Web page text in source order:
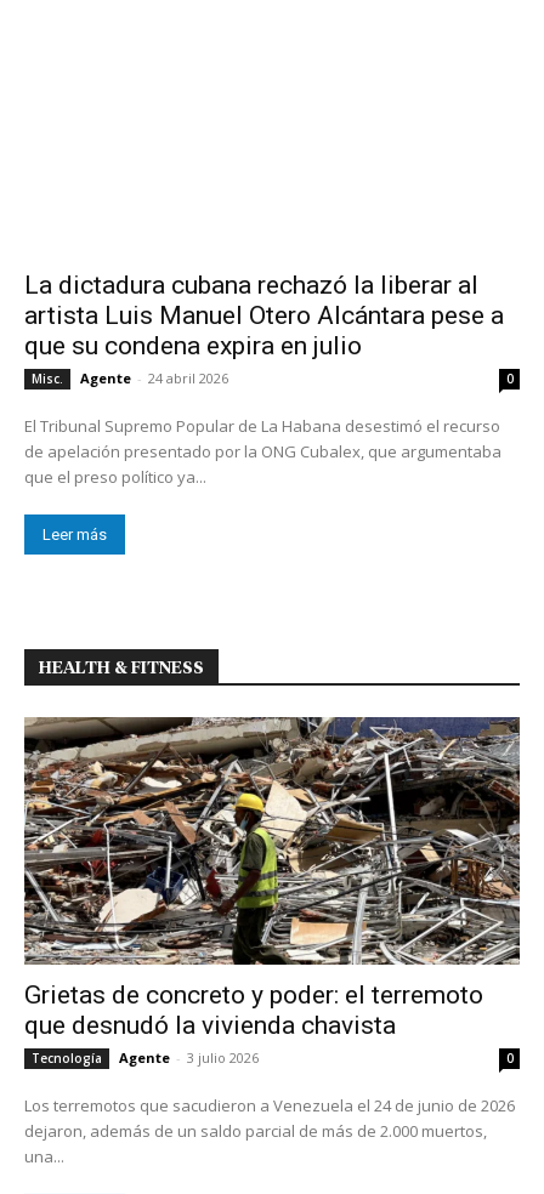
La dictadura cubana rechazó la liberar al
artista Luis Manuel Otero Alcántara pese a
que su condena expira en julio
Misc. Agente - 24 abril 2026 0
El Tribunal Supremo Popular de La Habana desestimó el recurso
de apelación presentado por la ONG Cubalex, que argumentaba
que el preso político ya...
Leer más
HEALTH & FITNESS
Grietas de concreto y poder: el terremoto
que desnudó la vivienda chavista
Tecnología Agente - 3 julio 2026 0
Los terremotos que sacudieron a Venezuela el 24 de junio de 2026
dejaron, además de un saldo parcial de más de 2.000 muertos,
una...